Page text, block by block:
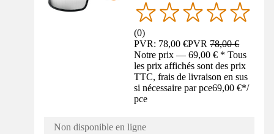
(0)
PVR: 78,00 €PVR78,00 €
Notre prix — 69,00 € * Tous
les prix affichés sont des prix
TTC, frais de livraison en sus
si nécessaire par pce69,00 €*/
pce
Non disponible en ligne